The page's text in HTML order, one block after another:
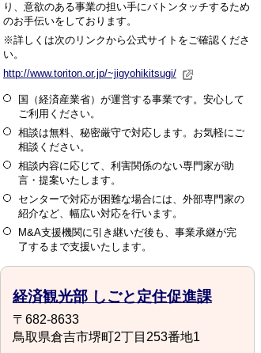
り、意欲のある事業の担い手にバトンタッチするため
のお手伝いをしております。
※詳しくは次のリンクから公式サイトをご確認くださ
い。
http://www.toriton.or.jp/~jigyohikitsugi/
国（経済産業省）が運営する事業です。安心して
ご利用ください。
相談は無料、秘密厳守で対応します。お気軽にご
相談ください。
相談内容に応じて、利害関係のない専門家が助
言・提案いたします。
センターで対応が困難な場合には、外部専門家の
紹介など、幅広い対応を行います。
M&A支援機関に引き継いだ後も、事業承継が完
了するまで支援いたします。
経済観光部 しごと定住促進課
〒682-8633
鳥取県倉吉市堺町2丁目253番地1